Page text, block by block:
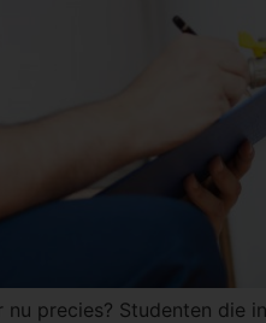
precies? Studenten die